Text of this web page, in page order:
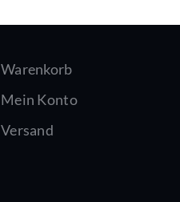
Warenkorb
Mein Konto
Versand